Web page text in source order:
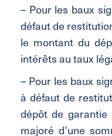
– Pour les baux
défaut de
le montant du
intérêts au taux
– Pour les baux
à défaut de
dépôt de
majoré d’une